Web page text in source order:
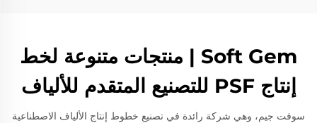
Soft Gem | منتجات متنوعة لخط
إنتاج PSF للتصنيع المتقدم للألياف
سوفت جيم، وهي شركة رائدة في تصنيع خطوط إنتاج الألياف الاصطناعية